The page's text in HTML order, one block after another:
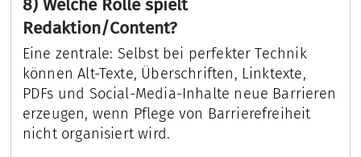
8) Welche Rolle spielt
Redaktion/Content?
Eine zentrale: Selbst bei perfekter Technik
können Alt-Texte, Überschriften, Linktexte,
PDFs und Social-Media-Inhalte neue Barrieren
erzeugen, wenn Pflege von Barrierefreiheit
nicht organisiert wird.